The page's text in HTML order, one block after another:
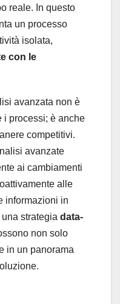
reale. In questo
un processo
isolata,
con le
avanzata non è
i processi; è anche
competitivi.
avanzate
ai cambiamenti
alle
informazioni in
strategia data-
non solo
in un panorama